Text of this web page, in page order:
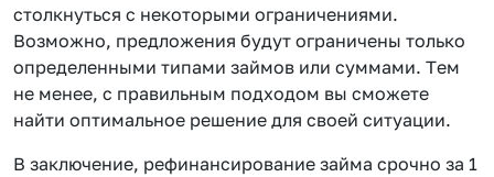
столкнуться с некоторыми ограничениями.
Возможно, предложения будут ограничены только
определенными типами займов или суммами. Тем
не менее, с правильным подходом вы сможете
найти оптимальное решение для своей ситуации.
В заключение, рефинансирование займа срочно за 1